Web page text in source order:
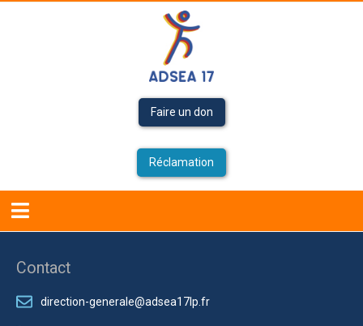
Faire un don
Réclamation
Accueil
Contact
direction-generale@adsea17lp.fr